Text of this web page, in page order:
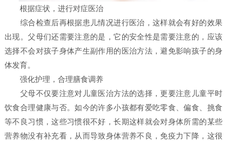
根据症状，进行对症医治
综合检查后再根据患儿情况进行医治，这样就会有好的效果
出现。父母们还需要注意的是，它的安全性是需要注意的，应该
选择不会对孩子身体产生副作用的医治方法，避免影响孩子的身
体发育。
强化护理，合理膳食调养
父母不仅要注意对儿童医治方法的选择，更要注意儿童平时
饮食合理健康与否。如今的许多小孩都有爱吃零食、偏食、挑食
等不良习惯，这些习惯很不好，长期这样就会对身体所需的某些
营养物没有补充看，从而导致身体营养不良，免疫力下降，这很